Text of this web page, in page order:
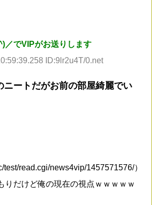
／でVIPがお送りします
ID:9lr2u4T/0.net
ニートだがお前の部屋綺麗でい
test/read.cgi/news4vip/1457571576/）
りだけど俺の現在の視点ｗｗｗｗｗ